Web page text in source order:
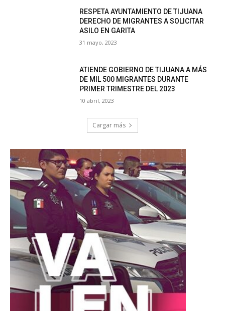
RESPETA AYUNTAMIENTO DE TIJUANA
DERECHO DE MIGRANTES A SOLICITAR
ASILO EN GARITA
31 mayo, 2023
ATIENDE GOBIERNO DE TIJUANA A MÁS
DE MIL 500 MIGRANTES DURANTE
PRIMER TRIMESTRE DEL 2023
10 abril, 2023
Cargar más